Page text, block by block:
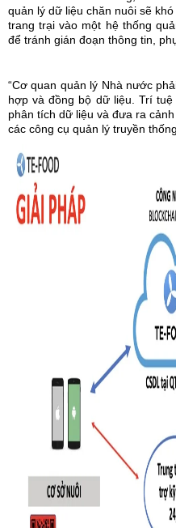
quản lý dữ liệu chăn nuôi sẽ
trang trại vào một hệ thống
để tránh gián đoạn thông tin,
“Cơ quan quản lý Nhà nước
hợp và đồng bộ dữ liệu. Trí
phân tích dữ liệu và đưa ra
các công cụ quản lý truyền